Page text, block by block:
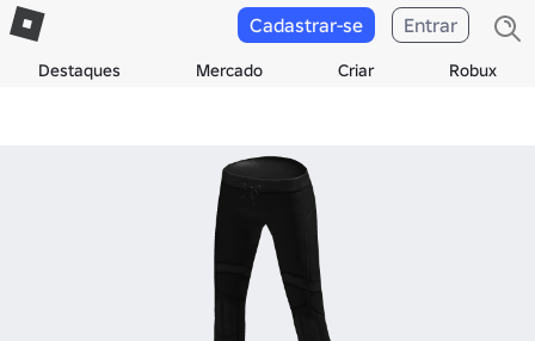
Destaques Mercado Criar Robux
Cadastrar-se Entrar